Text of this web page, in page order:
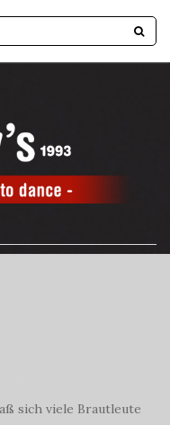
sich viele Brautleute